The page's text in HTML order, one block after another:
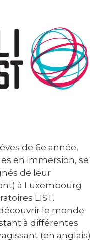
de 6e année,
en immersion, se
de leur
à Luxembourg
LIST.
le monde
à différentes
(en anglais)